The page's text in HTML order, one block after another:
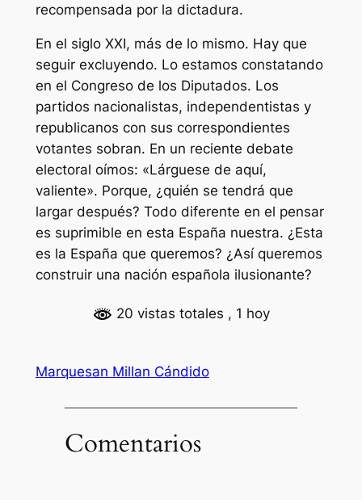
recompensada por la dictadura.
En el siglo XXI, más de lo mismo. Hay que
seguir excluyendo. Lo estamos constatando
en el Congreso de los Diputados. Los
partidos nacionalistas, independentistas y
republicanos con sus correspondientes
votantes sobran. En un reciente debate
electoral oímos: «Lárguese de aquí,
valiente». Porque, ¿quién se tendrá que
largar después? Todo diferente en el pensar
es suprimible en esta España nuestra. ¿Esta
es la España que queremos? ¿Así queremos
construir una nación española ilusionante?
20 vistas totales , 1 hoy
Marquesan Millan Cándido
Comentarios